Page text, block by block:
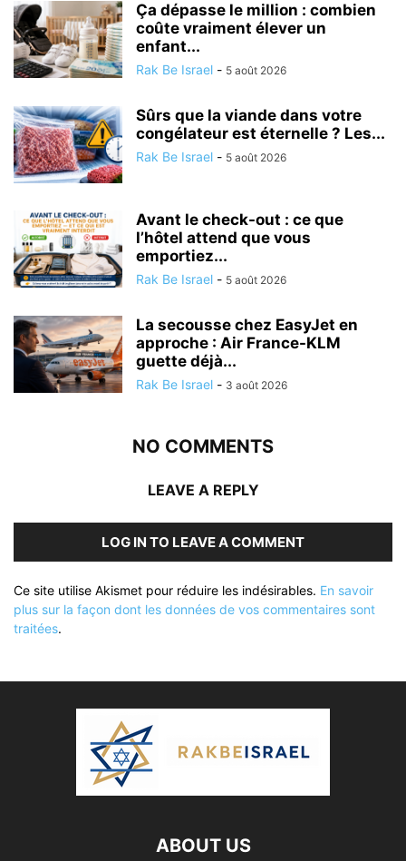
Ça dépasse le million : combien
coûte vraiment élever un
enfant...
Rak Be Israel - 5 août 2026
Sûrs que la viande dans votre
congélateur est éternelle ? Les...
Rak Be Israel - 5 août 2026
Avant le check-out : ce que
l’hôtel attend que vous
emportiez...
Rak Be Israel - 5 août 2026
La secousse chez EasyJet en
approche : Air France-KLM
guette déjà...
Rak Be Israel - 3 août 2026
NO COMMENTS
LEAVE A REPLY
LOG IN TO LEAVE A COMMENT
Ce site utilise Akismet pour réduire les indésirables. En savoir
plus sur la façon dont les données de vos commentaires sont
traitées.
ABOUT US